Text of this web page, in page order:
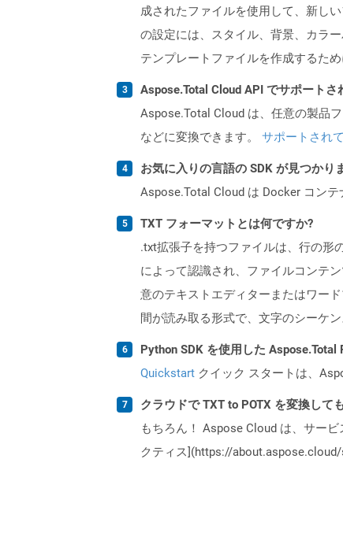
成されたファイルを使用して、新し
の設定には、スタイル、背景、カラ
テンプレートファイルを作成するため
Aspose.Total Cloud API でサポート
Aspose.Total Cloud は、任意の製品
などに変換できます。 サポートされ
お気に入りの言語の SDK が見つかり
Aspose.Total Cloud は Docker コンテ
TXT フォーマットとは何ですか?
.txt拡張子を持つファイルは、行の形
によって認識され、ファイルコンテ
意のテキストエディターまたはワー
間が読み取る形式で、文字のシーケン
Python SDK を使用した Aspose.Total
Quickstart クイック スタートは、
クラウドで TXT to POTX を変換して
もちろん！ Aspose Cloud は、サー
クティス](https://